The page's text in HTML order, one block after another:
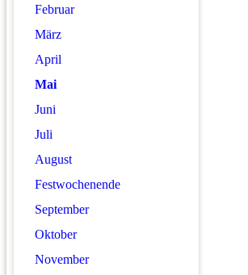
Februar
März
April
Mai
Juni
Juli
August
Festwochenende
September
Oktober
November